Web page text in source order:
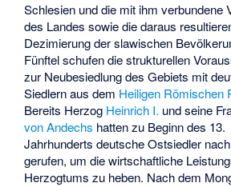
Schlesien und die mit ihm verbundene
des Landes sowie die daraus
Dezimierung der slawischen
Fünftel schufen die strukturellen
zur Neubesiedlung des Gebiets mit
Siedlern aus dem Heiligen Römischen
Bereits Herzog Heinrich I. und seine
von Andechs hatten zu Beginn des 13.
Jahrhunderts deutsche Ostsiedler
gerufen, um die wirtschaftliche
Herzogtums zu heben. Nach dem